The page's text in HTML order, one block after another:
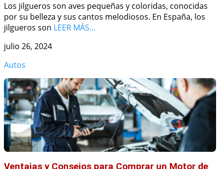
Los jilgueros son aves pequeñas y coloridas, conocidas
por su belleza y sus cantos melodiosos. En España, los
jilgueros son LEER MÁS…
julio 26, 2024
Autos
Ventajas y Consejos para Comprar un Motor de